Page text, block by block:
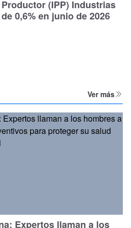
(IPP) Industrias
0,6% en junio de 2026
Ver más
Expertos llaman a los